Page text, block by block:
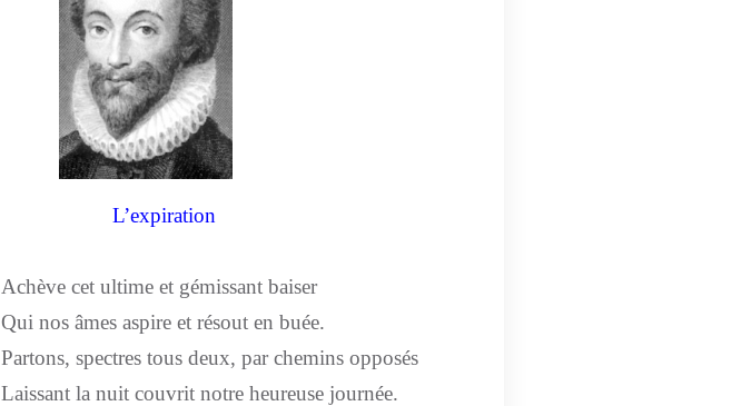
L’expiration
Achève cet ultime et gémissant baiser
Qui nos âmes aspire et résout en buée.
Partons, spectres tous deux, par chemins opposés
Laissant la nuit couvrit notre heureuse journée.